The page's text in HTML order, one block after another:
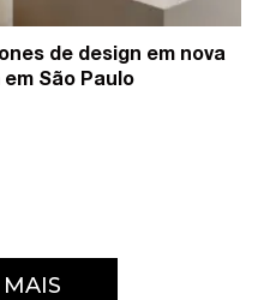
de design em nova
São Paulo